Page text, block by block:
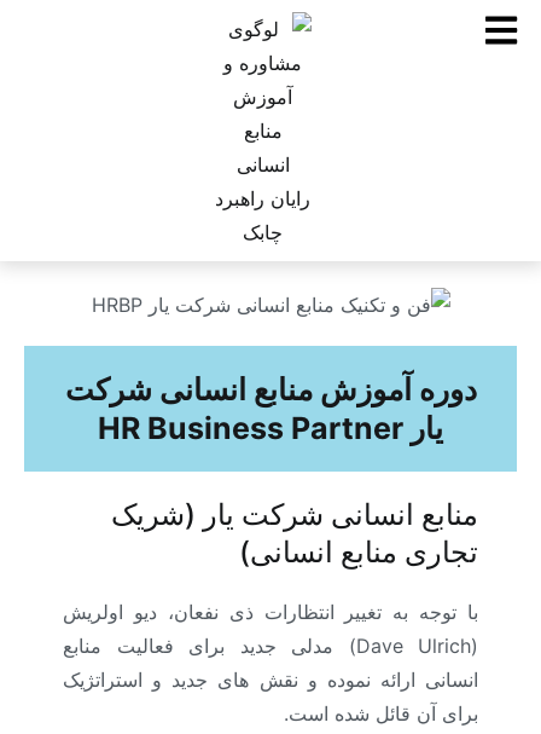
دوره آموزش منابع انسانی شرکت
یار HR Business Partner
منابع انسانی شرکت یار (شریک
تجاری منابع انسانی)
با توجه به تغییر انتظارات ذی نفعان، دیو اولریش
(Dave Ulrich) مدلی جدید برای فعالیت منابع
انسانی ارائه نموده و نقش های جدید و استراتژیک
برای آن قائل شده است.